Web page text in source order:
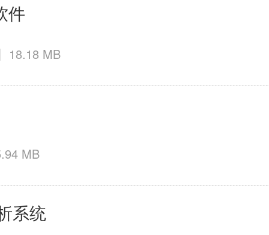
件
18.18 MB
MB
系统